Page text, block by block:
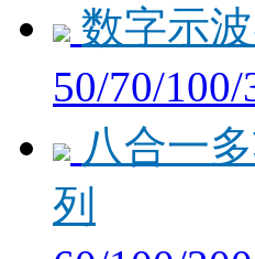
数字示
50/70/
八合一
列